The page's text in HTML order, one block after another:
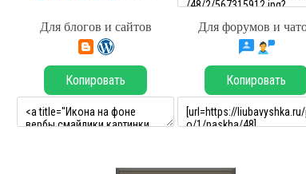
Для блогов и сайтов Для форумов и
Копировать Копировать